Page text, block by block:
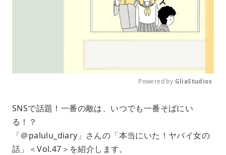
u
Powered by GliaStudios
SNSで話題！一番の敵は、いつでも一番そばにい
る！？
「＠palulu_diary」さんの「本当にいた！ヤバイ女の
話」＜Vol.47＞を紹介します。